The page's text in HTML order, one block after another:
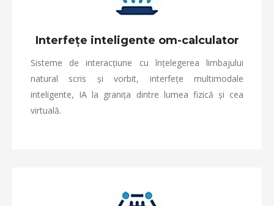
Interfețe inteligente om-calculator
Sisteme de interacțiune cu înțelegerea limbajului
natural scris și vorbit, interfețe multimodale
inteligente, IA la granița dintre lumea fizică și cea
virtuală.